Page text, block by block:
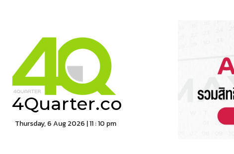
4Quarter.co
Thursday, 6 Aug 2026 | 11 : 10 pm